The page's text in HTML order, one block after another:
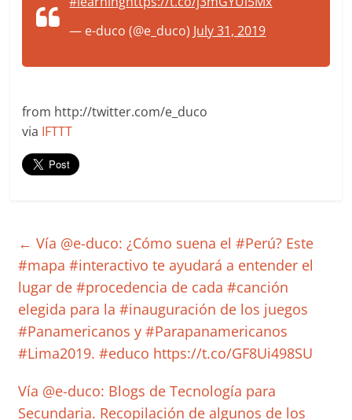
— e-duco (@e_duco) July 31, 2019
from http://twitter.com/e_duco
via IFTTT
← Vía @e-duco: ¿Cómo suena el #Perú? Este
#mapa #interactivo te ayudará a entender el
lugar de #procedencia de cada #canción
elegida para la #inauguración de los juegos
#Panamericanos y #Parapanamericanos
#Lima2019. #educo https://t.co/GF8Ui498SU
Vía @e-duco: Blogs de Tecnología para
Secundaria. Recopilación de algunos de los